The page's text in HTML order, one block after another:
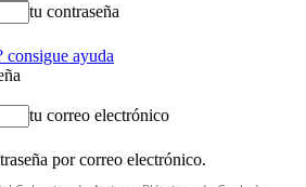
tu contraseña
consigue ayuda
tu correo electrónico
por correo electrónico.